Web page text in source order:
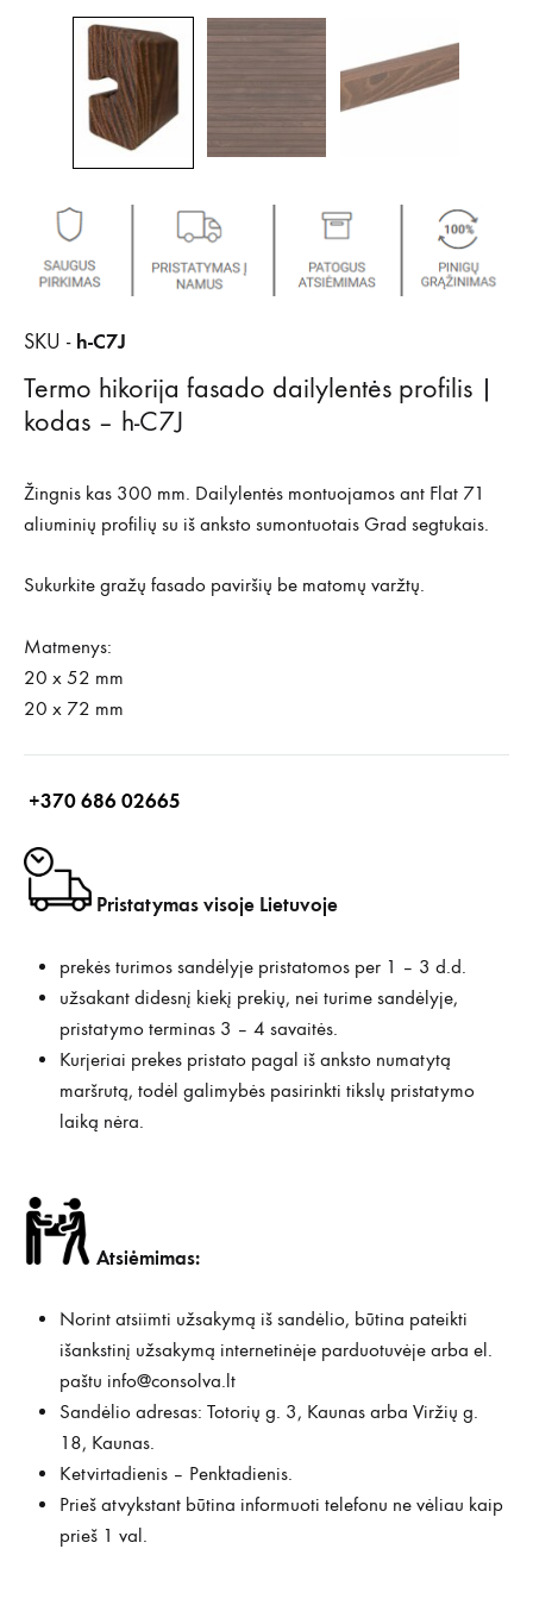
SKU - h-C7J
Termo hikorija fasado dailylentės profilis |
kodas – h-C7J
Žingnis kas 300 mm. Dailylentės montuojamos ant Flat 71
aliuminių profilių su iš anksto sumontuotais Grad segtukais.
Sukurkite gražų fasado paviršių be matomų varžtų.
Matmenys:
20 x 52 mm
20 x 72 mm
+370 686 02665
Pristatymas visoje Lietuvoje
prekės turimos sandėlyje pristatomos per 1 – 3 d.d.
užsakant didesnį kiekį prekių, nei turime sandėlyje,
pristatymo terminas 3 – 4 savaitės.
Kurjeriai prekes pristato pagal iš anksto numatytą
maršrutą, todėl galimybės pasirinkti tikslų pristatymo
laiką nėra.
Atsiėmimas:
Norint atsiimti užsakymą iš sandėlio, būtina pateikti
išankstinį užsakymą internetinėje parduotuvėje arba el.
paštu info@consolva.lt
Sandėlio adresas: Totorių g. 3, Kaunas arba Viržių g.
18, Kaunas.
Ketvirtadienis – Penktadienis.
Prieš atvykstant būtina informuoti telefonu ne vėliau kaip
prieš 1 val.